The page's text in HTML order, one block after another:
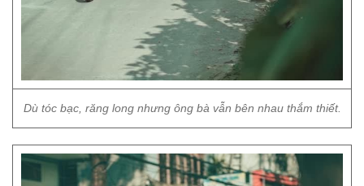
Dù tóc bạc, răng long nhưng ông bà vẫn bên nhau thắm thiết.